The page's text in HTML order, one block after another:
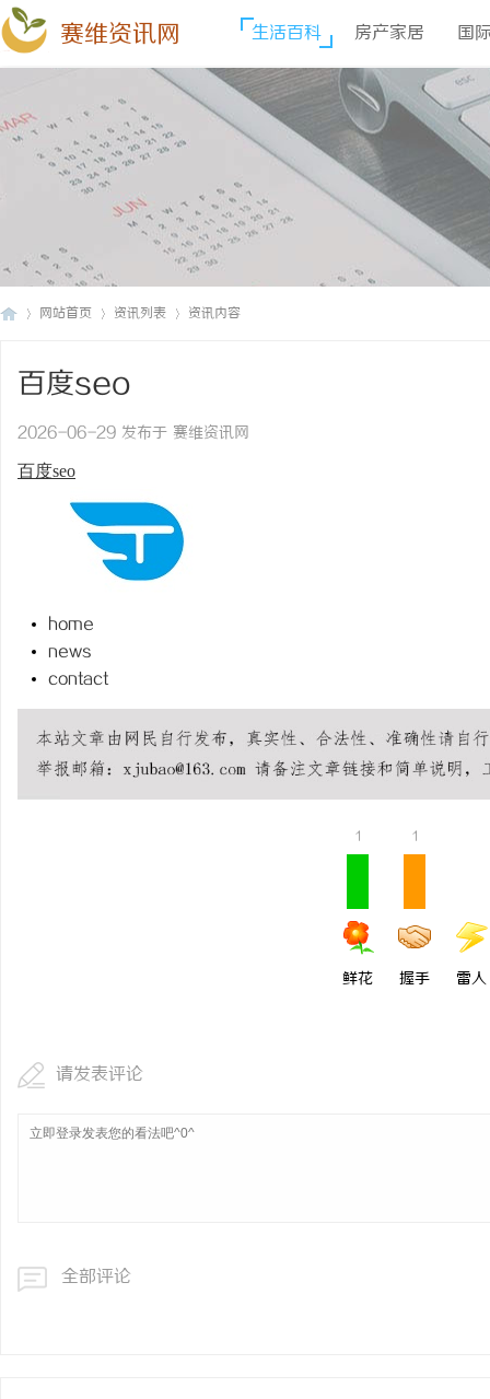
赛维资讯网 生活百科 房产家居 国
网站首页 资讯列表 资讯内容
百度seo
2026-06-29 发布于 赛维资讯网
百度seo
home
news
contact
1
鲜花
1
握手 雷人
请发表评论
全部评论